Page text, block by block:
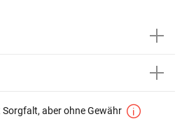
aber ohne Gewähr